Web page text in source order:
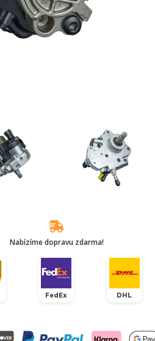
Nabízíme dopravu zdarma!
FedEx DHL